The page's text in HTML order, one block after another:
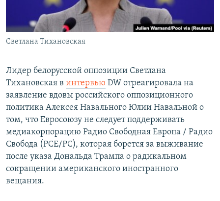
Светлана Тихановская
Лидер белорусской оппозиции Светлана
Тихановская в интервью DW отреагировала на
заявление вдовы российского оппозиционного
политика Алексея Навального Юлии Навальной о
том, что Евросоюзу не следует поддерживать
медиакорпорацию Радио Свободная Европа / Радио
Свобода (РСЕ/РС), которая борется за выживание
после указа Дональда Трампа о радикальном
сокращении американского иностранного
вещания.